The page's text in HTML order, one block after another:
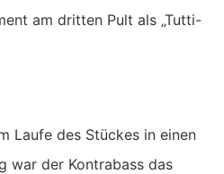
am dritten Pult als „Tutti-
Laufe des Stückes in einen
war der Kontrabass das